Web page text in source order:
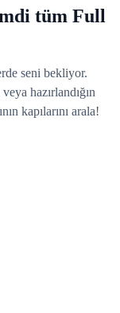
tüm Full
seni bekliyor.
hazırlandığın
kapılarını arala!